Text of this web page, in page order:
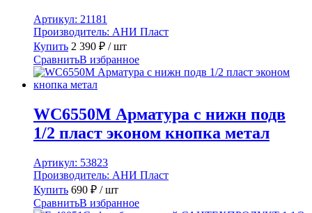
Артикул: 21181
Производитель: АНИ Пласт
Купить 2 390 ₽ / шт
СравнитьВ избранное
WC6550М Арматура с нижн подв
1/2 пласт эконом кнопка метал
Артикул: 53823
Производитель: АНИ Пласт
Купить 690 ₽ / шт
СравнитьВ избранное